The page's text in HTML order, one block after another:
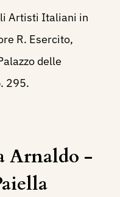
Artisti Italiani in
R. Esercito,
delle
295.
Arnaldo -